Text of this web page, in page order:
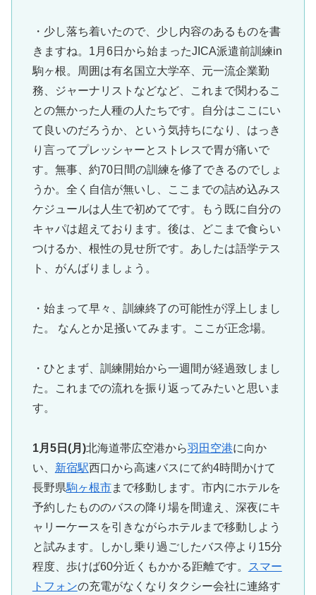
・少し落ち着いたので、少し内容のあるものを書
きますね。1月6日から始まったJICA派遣前訓練in
駒ヶ根。周囲は有名国立大学卒、元一流企業勤
務、ジャーナリストなどなど、これまで関わるこ
との無かった人種の人たちです。自分はここにい
て良いのだろうか、という気持ちになり、はっき
り言ってプレッシャーとストレスで胃が痛いで
す。無事、約70日間の訓練を修了できるのでしょ
うか。全く自信が無いし、ここまでの詰め込みス
ケジュールは人生で初めてです。もう既に自分の
キャパは超えております。後は、どこまで食らい
つけるか、根性の見せ所です。あしたは語学テス
ト、がんばりましょう。
・始まって早々、訓練終了の可能性が浮上しまし
た。 なんとか足掻いてみます。ここが正念場。
・ひとまず、訓練開始から一週間が経過致しまし
た。これまでの流れを振り返ってみたいと思いま
す。
1月5日(月)北海道帯広空港から羽田空港に向か
い、 新宿駅西口から高速バスにて約4時間かけて
長野県駒ヶ根市まで移動します。市内にホテルを
予約したもののバスの降り場を間違え、深夜にキ
ャリーケースを引きながらホテルまで移動しよう
と試みます。しかし乗り過ごしたバス停より15分
程度、歩けば60分近くもかかる距離です。
スマー
トフォンの充電がなくなりタクシー会社に連絡す